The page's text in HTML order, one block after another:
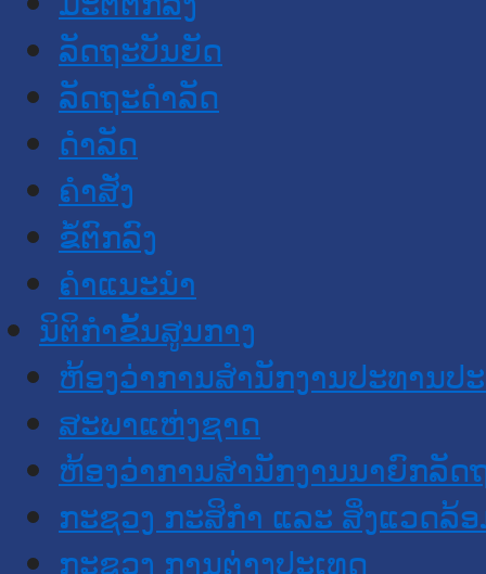
ລັດຖະບັນຍັດ
ລັດຖະດໍາລັດ
ດໍາລັດ
ຄໍາສັ່ງ
ຂໍ້ຕົກລົງ
ຄໍາແນະນໍາ
ນິຕິກໍາຂັ້ນສູນກາງ
ຫ້ອງວ່າການສໍານັກງານປະທານປ
ສະພາແຫ່ງຊາດ
ຫ້ອງວ່າການສຳນັກງານນາຍົກລັດ
ກະຊວງ ກະສິກຳ ແລະ ສິ່ງແວດລ້
ກະຊວງ ການຕ່າງປະເທດ